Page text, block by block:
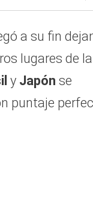
a su fin
lugares de la
y Japón se
puntaje